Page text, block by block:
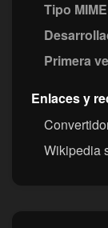
Tipo
Primera
Enlaces y
Wikipedia